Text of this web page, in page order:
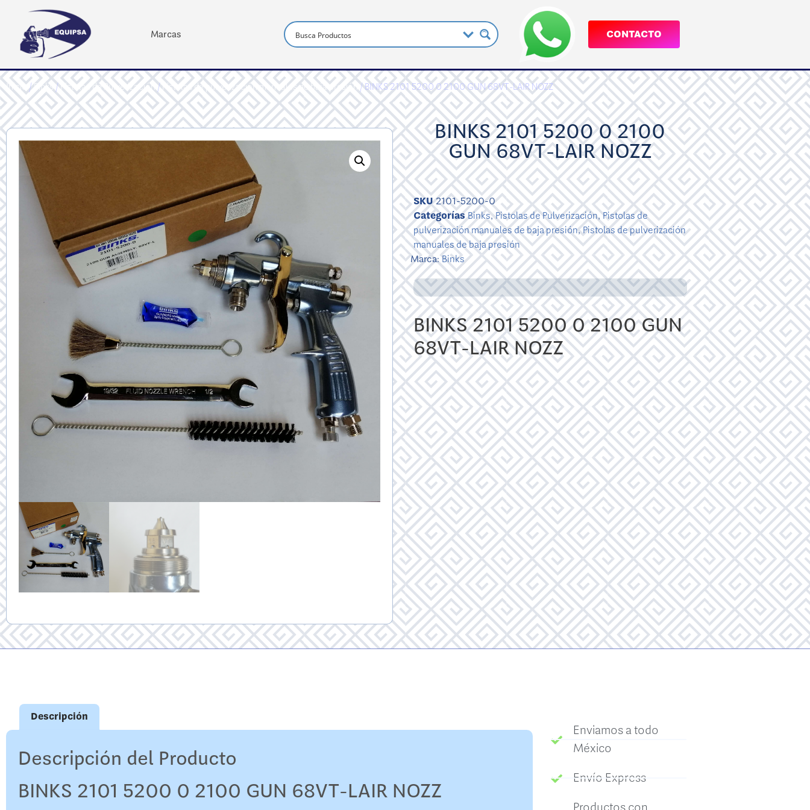
Marcas CONTACTO
Inicio/Binks/Pistolas de Pulverización/Pistolas de pulverización manuales de baja presión/ BINKS 2101 5200 0 2100 GUN 68VT-LAIR NOZZ
BINKS 2101 5200 0 2100
GUN 68VT-LAIR NOZZ
SKU2101-5200-0
CategoríasBinks,Pistolas de Pulverización,Pistolas de
pulverización manuales de baja presión,Pistolas de pulverización
manuales de baja presión
Marca:Binks
BINKS 2101 5200 0 2100 GUN
68VT-LAIR NOZZ
Descripción
Descripción del Producto
BINKS 2101 5200 0 2100 GUN 68VT-LAIR NOZZ
Enviamos a todo
México
Envío Express